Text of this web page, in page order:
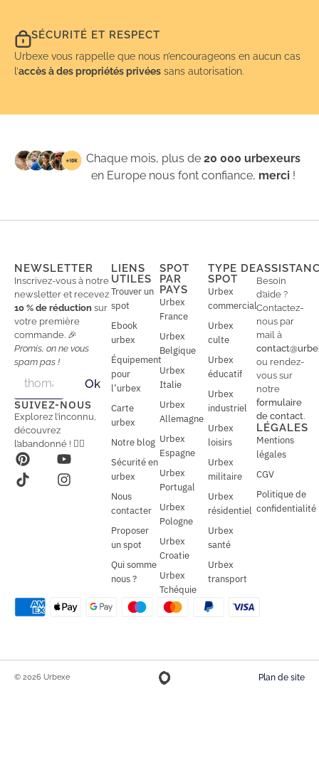
SÉCURITÉ ET RESPECT
Urbexe vous rappelle que nous n’encourageons en aucun cas
l’accès à des propriétés privées sans autorisation.
Chaque mois, plus de20 000 urbexeurs
en Europe nous font confiance, merci !
NEWSLETTER
Inscrivez-vous à notre
newsletter et recevez
10 % de réduction sur
votre première
commande. 🎉
Promis, on ne vous
spam pas !
a
i
l
a
i
l
*
Ok
SUIVEZ-NOUS
Explorez l’inconnu,
découvrez
l’abandonné ! 🕵️‍♂️
LIENS
UTILES
Trouver un
spot
Ebook
urbex
Équipement
pour
l’urbex
Carte
urbex
Notre blog
Sécurité en
urbex
Nous
contacter
Proposer
un spot
Qui somme
nous ?
SPOT
PAR
PAYS
Urbex
France
Urbex
Belgique
Urbex
Italie
Urbex
Allemagne
Urbex
Espagne
Urbex
Portugal
Urbex
Pologne
Urbex
Croatie
Urbex
Tchéquie
TYPE DE
SPOT
Urbex
commercial
Urbex
culte
Urbex
éducatif
Urbex
industriel
Urbex
loisirs
Urbex
militaire
Urbex
résidentiel
Urbex
santé
Urbex
transport
Besoin
d’aide ?
Contactez-
nous par
mail à
ou rendez-
vous sur
notre
formulaire
de contact.
LÉGALES
Mentions
légales
CGV
Politique de
confidentialité
© 2026 Urbexe Plan de site